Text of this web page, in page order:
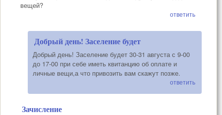
вещей?
ответить
Добрый день! Заселение будет
Добрый день! Заселение будет 30-31 августа с 9-00
до 17-00 при себе иметь квитанцию об оплате и
личные вещи,а что привозить вам скажут позже.
ответить
Зачисление